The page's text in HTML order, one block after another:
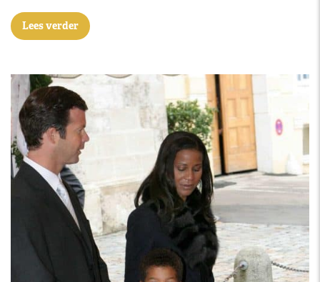
Lees verder